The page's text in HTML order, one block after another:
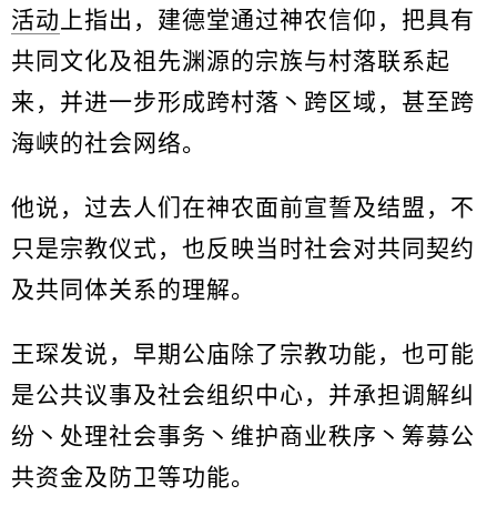
活动 上指出，建德堂通过神农信仰，把具有
共同文化及祖先渊源的宗族与村落联系起
来，并进一步形成跨村落丶跨区域，甚至跨
海峡的社会网络。
他说，过去人们在神农面前宣誓及结盟，不
只是宗教仪式，也反映当时社会对共同契约
及共同体关系的理解。
王琛发说，早期公庙除了宗教功能，也可能
是公共议事及社会组织中心，并承担调解纠
纷丶处理社会事务丶维护商业秩序丶筹募公
共资金及防卫等功能。